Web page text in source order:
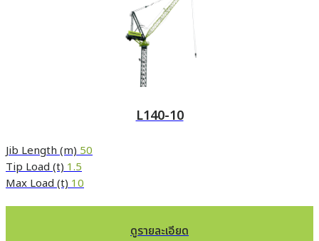
L140-10
Jib Length (m)50
Tip Load (t)1.5
Max Load (t)10
ดูรายละเอียด